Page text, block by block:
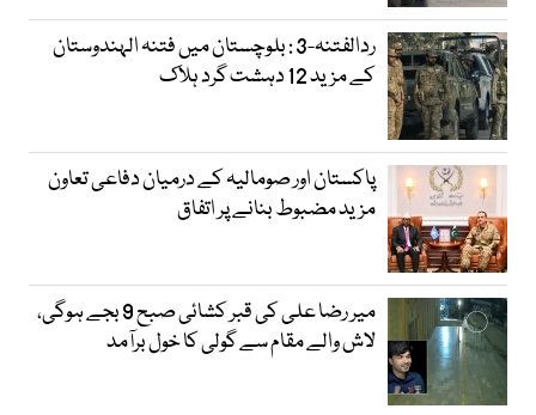
ردالفتنہ-3 : بلوچستان میں فتنہ الہندوستان
کے مزید 12 دہشت گرد ہلاک
پاکستان اور صومالیہ کے درمیان دفاعی تعاون
مزید مضبوط بنانے پر اتفاق
میر رضا علی کی قبر کشائی صبح 9 بجے ہوگی،
لاش والے مقام سے گولی کا خول برآمد